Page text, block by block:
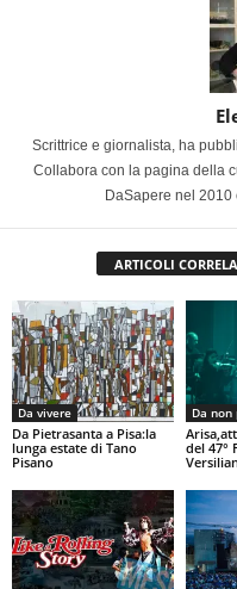
Scrittrice e giornalista, ha
Collabora con la pagina della
DaSapere nel
ARTICOLI
Da vivere
Da Pietrasanta a Pisa:la
lunga estate di Tano
Pisano
Da non
del 47°